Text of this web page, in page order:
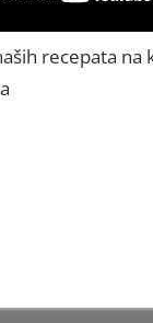
recepata na